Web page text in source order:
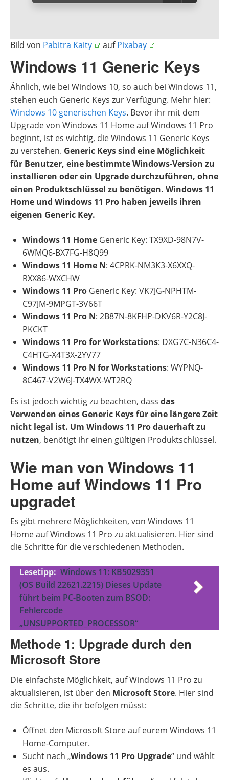
Bild von Pabitra Kaity aufPixabay
Windows 11 Generic Keys
Ähnlich, wie bei Windows 10, so auch bei Windows 11,
stehen euch Generic Keys zur Verfügung. Mehr hier:
Windows 10 generischen Keys. Bevor ihr mit dem
Upgrade von Windows 11 Home auf Windows 11 Pro
beginnt, ist es wichtig, die Windows 11 Generic Keys
zu verstehen. Generic Keys sind eine Möglichkeit
für Benutzer, eine bestimmte Windows-Version zu
installieren oder ein Upgrade durchzuführen, ohne
einen Produktschlüssel zu benötigen. Windows 11
Home und Windows 11 Pro haben jeweils ihren
eigenen Generic Key.
Windows 11 Home Generic Key: TX9XD-98N7V-
6WMQ6-BX7FG-H8Q99
Windows 11 Home N: 4CPRK-NM3K3-X6XXQ-
RXX86-WXCHW
Windows 11 Pro Generic Key: VK7JG-NPHTM-
C97JM-9MPGT-3V66T
Windows 11 Pro N: 2B87N-8KFHP-DKV6R-Y2C8J-
PKCKT
Windows 11 Pro for Workstations: DXG7C-N36C4-
C4HTG-X4T3X-2YV77
Windows 11 Pro N for Workstations: WYPNQ-
8C467-V2W6J-TX4WX-WT2RQ
Es ist jedoch wichtig zu beachten, dass das
Verwenden eines Generic Keys für eine längere Zeit
nicht legal ist. Um Windows 11 Pro dauerhaft zu
nutzen, benötigt ihr einen gültigen Produktschlüssel.
Wie man von Windows 11
Home auf Windows 11 Pro
upgradet
Es gibt mehrere Möglichkeiten, von Windows 11
Home auf Windows 11 Pro zu aktualisieren. Hier sind
die Schritte für die verschiedenen Methoden.
Lesetipp: Windows 11: KB5029351
(OS Build 22621.2215) Dieses Update
führt beim PC-Booten zum BSOD:
Fehlercode
„UNSUPPORTED_PROCESSOR“
Methode 1: Upgrade durch den
Microsoft Store
Die einfachste Möglichkeit, auf Windows 11 Pro zu
aktualisieren, ist über den Microsoft Store. Hier sind
die Schritte, die ihr befolgen müsst:
Öffnet den Microsoft Store auf eurem Windows 11
Home-Computer.
Sucht nach „Windows 11 Pro Upgrade“ und wählt
es aus.